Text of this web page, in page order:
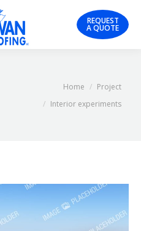
REQUEST
A QUOTE
Home
Project
Interior experiments